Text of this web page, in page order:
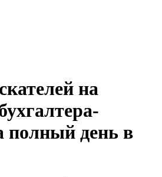
на
полный день в